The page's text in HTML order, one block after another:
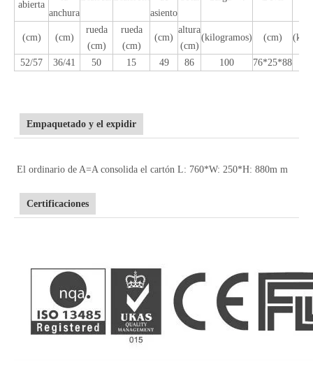
abierta
anchura
asiento
(cm) (cm)
rueda
(cm)
rueda
(cm)
(cm)
altura
(cm)
(kilogramos) (cm)
52/57 36/41 50 15 49 86 100 76*25*88
Empaquetado y el expidir
El ordinario de A=A consolida el cartón L: 760*W: 250*H: 880m m
Certificaciones